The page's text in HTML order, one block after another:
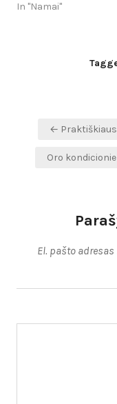
In "Namai"
Navigacija
įrašų
←
Oro
El. pašto